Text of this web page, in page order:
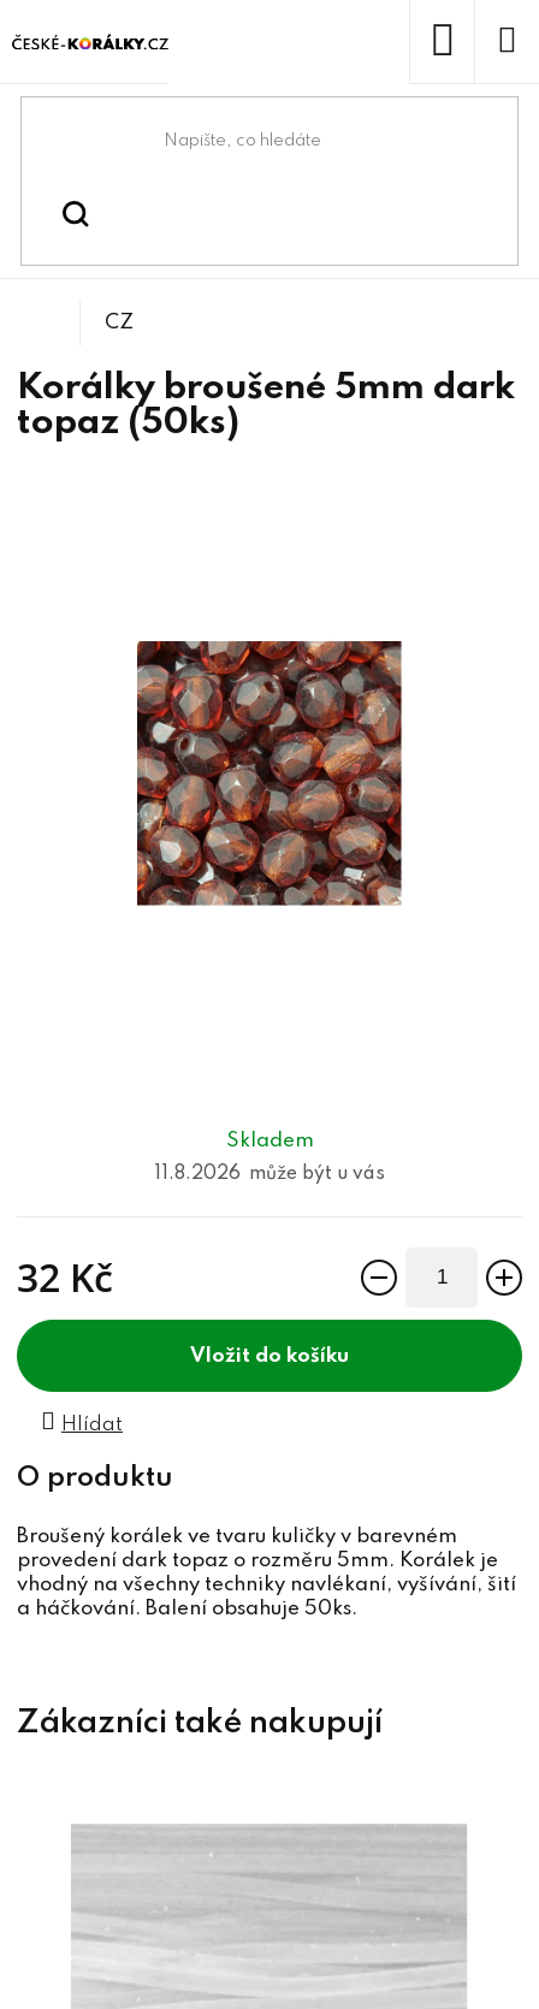
na
Domů
Korálky
Skladem
11.8.2026
32 Kč
do košíku
Hlídat
Korálky broušené 5mm dark
topaz (50ks)
CZ
Broušený korálek ve tvaru kuličky v barevném
provedení dark topaz o rozměru 5mm. Korálek je
vhodný na všechny techniky navlékaní, vyšívání, šití
a háčkování. Balení obsahuje 50ks.